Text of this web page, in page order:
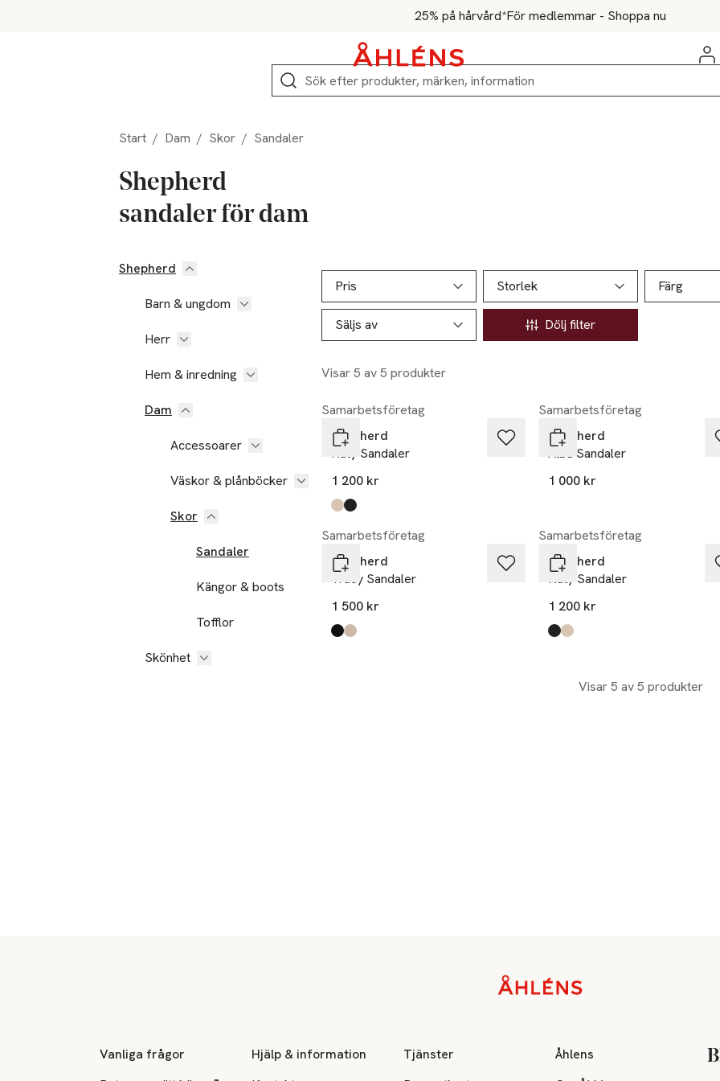
25% på hårvård*För medlemmar - Shoppa nu
Sök
Start / Dam / Skor / Sandaler
Shepherd
sandaler för dam
Hoppa till produktsidan
Shepherd
Barn & ungdom
Herr
Hem & inredning
Dam
Accessoarer
Väskor & plånböcker
Skor
Sandaler
Kängor & boots
Tofflor
Skönhet
Hoppa till produktsidan
Pris
Storlek Färg
Säljs av Dölj filter
Visar 5 av 5 produkter
Lista över produkter
Samarbetsföretag
Shepherd
Katy Sandaler
1 200 kr
Produkten finns i färgerna:
creme
black
Samarbetsföretag
Shepherd
Alba Sandaler
1 000 kr
Samarbetsföretag
Shepherd
Tracy Sandaler
1 500 kr
Produkten finns i färgerna:
black
creme
Samarbetsföretag
Shepherd
Katy Sandaler
1 200 kr
Produkten finns i färgerna:
black
creme
Visar 5 av 5 produkter
Vanliga frågor
Hjälp & information
Tjänster
Åhlens